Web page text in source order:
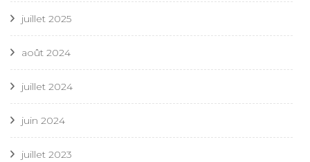
juillet 2025
août 2024
juillet 2024
juin 2024
juillet 2023